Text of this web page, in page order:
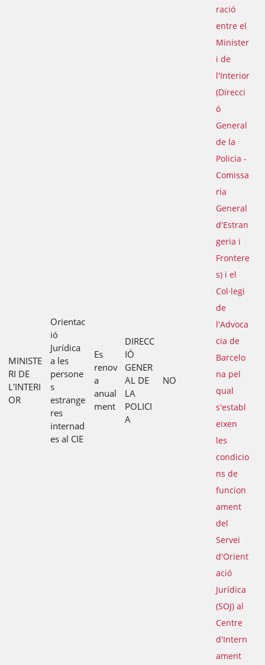
MINISTE
RI DE
L'INTERI
OR
Orientac
ió
Jurídica
a les
persone
s
estrange
res
internad
es al CIE
Es
renov
a
anual
ment
DIRECC
IÓ
GENER
AL DE
LA
POLICI
A
NO
ració
entre el
Minister
i de
l'Interior
(Direcci
ó
General
de la
Policia -
Comissa
ria
General
d'Estran
geria i
Frontere
s) i el
Col·legi
de
l'Advoca
cia de
Barcelo
na pel
qual
s'establ
eixen
les
condicio
ns de
funcion
ament
del
Servei
d'Orient
ació
Jurídica
(SOJ) al
Centre
d'Intern
ament